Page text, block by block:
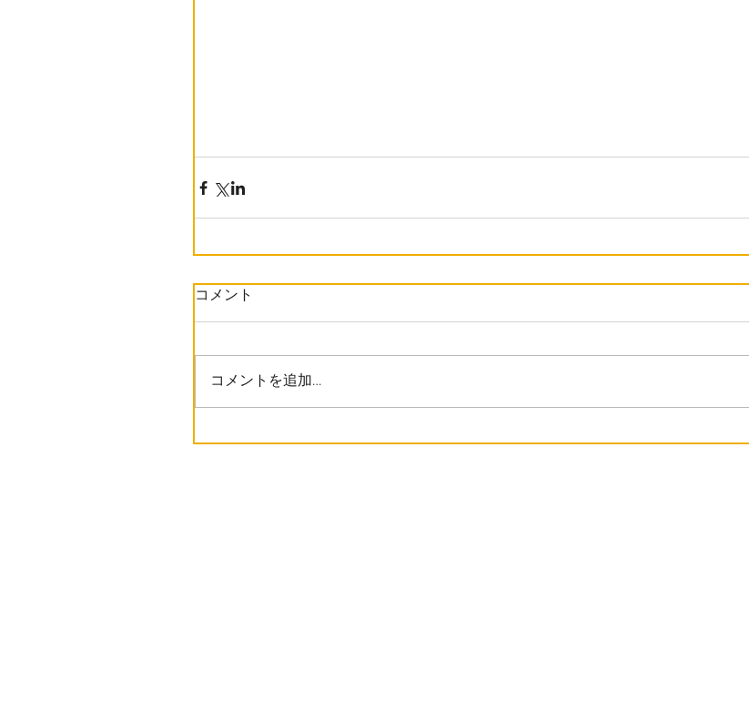
コメント
コメントを追加…